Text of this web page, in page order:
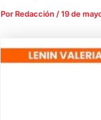
Por Redacción /19 de